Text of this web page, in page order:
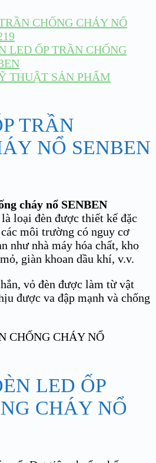
CHỐNG CHÁY NỔ
LED ỐP TRẦN CHỐNG
THUẬT SẢN PHẨM
TRẦN
NỔ SENBEN
cháy nổ SENBEN
là loại đèn được thiết kế đặc
môi trường có nguy cơ
như nhà máy hóa chất, kho
giàn khoan dầu khí, v.v.
vỏ đèn được làm từ vật
được va đập mạnh và chống
LED ỐP
CHÁY NỔ